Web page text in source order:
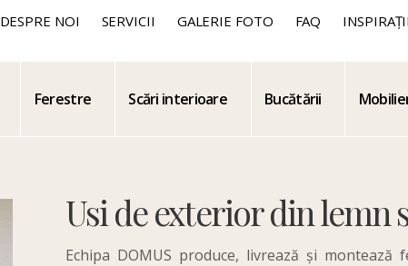
DESPRE NOI SERVICII GALERIE FOTO FAQ
Ferestre Scări interioare Bucătării
Usi de exterior din lemn
Echipa DOMUS produce, livrează și montează